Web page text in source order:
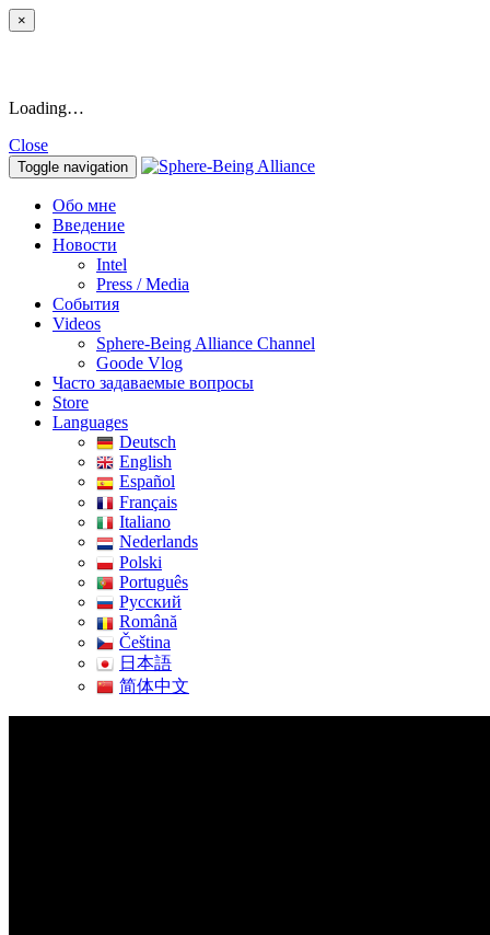
×
Loading…
Close
Toggle navigation
Обо мне
Введение
Новости
Intel
Press / Media
События
Videos
Sphere-Being Alliance Channel
Goode Vlog
Часто задаваемые вопросы
Store
Languages
Deutsch
English
Español
Français
Italiano
Nederlands
Polski
Português
Pусский
Română
Čeština
日本語
简体中文